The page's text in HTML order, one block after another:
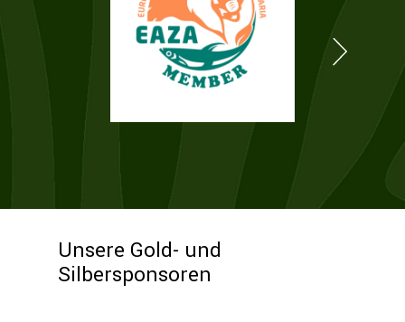
Unsere Gold- und
Silbersponsoren